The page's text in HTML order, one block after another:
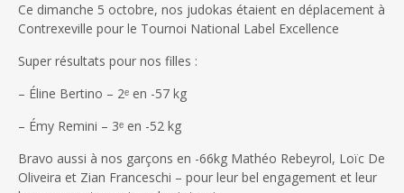
Ce dimanche 5 octobre, nos judokas étaient en déplacement à
Contrexeville pour le Tournoi National Label Excellence
Super résultats pour nos filles :
– Éline Bertino – 2ᵉ en -57 kg
– Émy Remini – 3ᵉ en -52 kg
Bravo aussi à nos garçons en -66kg Mathéo Rebeyrol, Loïc De
Oliveira et Zian Franceschi – pour leur bel engagement et leur